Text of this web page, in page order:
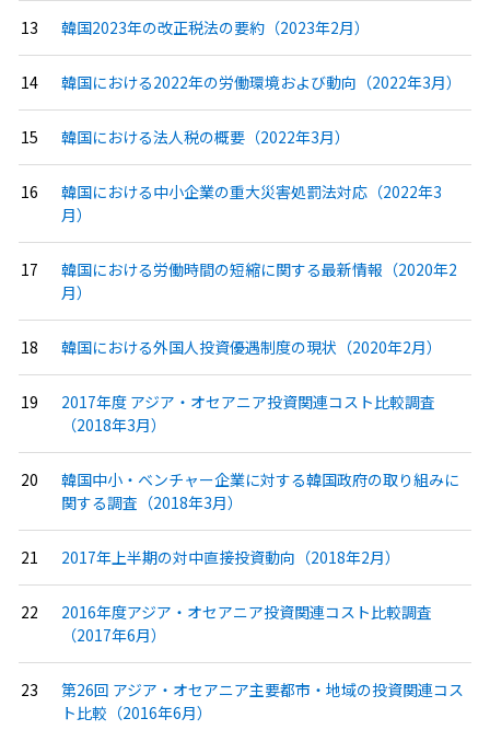
韓国2023年の改正税法の要約（2023年2月）
韓国における2022年の労働環境および動向（2022年3月）
韓国における法人税の概要（2022年3月）
韓国における中小企業の重大災害処罰法対応（2022年3
月）
韓国における労働時間の短縮に関する最新情報（2020年2
月）
韓国における外国人投資優遇制度の現状（2020年2月）
2017年度 アジア・オセアニア投資関連コスト比較調査
（2018年3月）
韓国中小・ベンチャー企業に対する韓国政府の取り組みに
関する調査（2018年3月）
2017年上半期の対中直接投資動向（2018年2月）
2016年度アジア・オセアニア投資関連コスト比較調査
（2017年6月）
第26回 アジア・オセアニア主要都市・地域の投資関連コス
ト比較（2016年6月）